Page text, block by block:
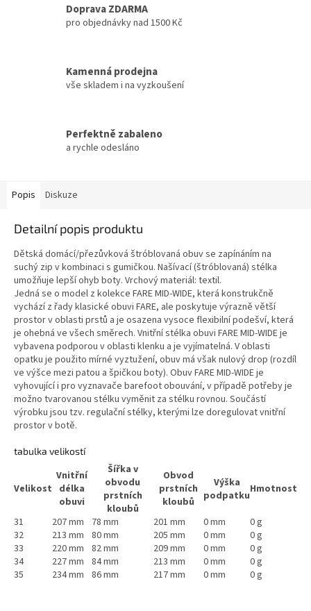
Doprava ZDARMA
pro objednávky nad 1500 Kč
Kamenná prodejna
vše skladem i na vyzkoušení
Perfektně zabaleno
a rychle odesláno
Popis Diskuze
Detailní popis produktu
Dětská domácí/přezůvková štróblovaná obuv se zapínáním na
suchý zip v kombinaci s gumičkou. Našívací (štróblovaná) stélka
umožňuje lepší ohyb boty. Vrchový materiál: textil.
Jedná se o model z kolekce FARE MID-WIDE, která konstrukčně
vychází z řady klasické obuvi FARE, ale poskytuje výrazně větší
prostor v oblasti prstů a je osazena vysoce flexibilní podešví, která
je ohebná ve všech směrech. Vnitřní stélka obuvi FARE MID-WIDE je
vybavena podporou v oblasti klenku a je vyjímatelná. V oblasti
opatku je použito mírné vyztužení, obuv má však nulový drop (rozdíl
ve výšce mezi patou a špičkou boty). Obuv FARE MID-WIDE je
vyhovující i pro vyznavače barefoot obouvání, v případě potřeby je
možno tvarovanou stélku vyměnit za stélku rovnou. Součástí
výrobku jsou tzv. regulační stélky, kterými lze doregulovat vnitřní
prostor v botě.
tabulka velikostí
Velikost
Vnitřní
délka
obuvi
Šířka v
obvodu
prstních
kloubů
Obvod
prstních
kloubů
Výška
podpatkuHmotnost
31 207 mm 78 mm 201 mm 0 mm
0 g
32
213 mm 80 mm 205 mm 0 mm
0 g
33
220 mm 82 mm 209 mm 0 mm
0 g
34
227 mm 84 mm 213 mm 0 mm
0 g
35
234 mm 86 mm 217 mm 0 mm 0 g